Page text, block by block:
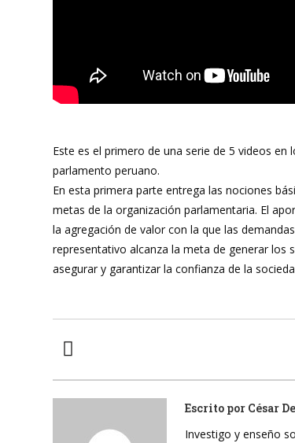
Este es el primero de una serie de 5 videos
parlamento peruano.
En esta primera parte entrega las nociones
metas de la organización parlamentaria. El
la agregación de valor con la que las
representativo alcanza la meta de generar los
asegurar y garantizar la confianza de la
Escrito por César
Investigo y enseño